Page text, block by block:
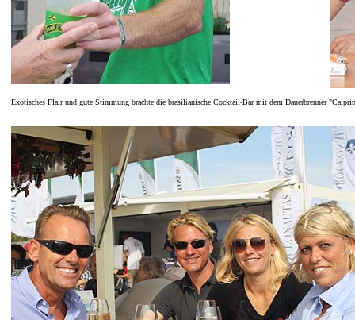
Exotisches Flair und gute Stimmung brachte die brasilianische Cocktail-Bar mit dem Dauerbrenner